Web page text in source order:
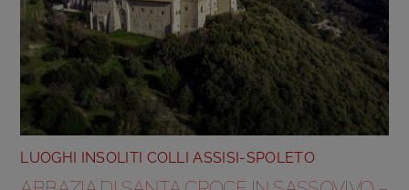
LUOGHI INSOLITI COLLI ASSISI-SPOLETO